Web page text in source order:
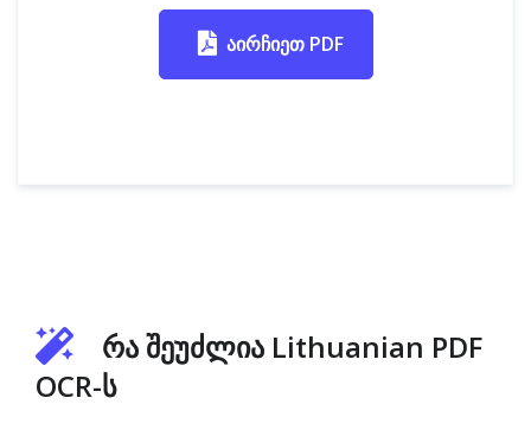
აირჩიეთ PDF
რა შეუძლია Lithuanian PDF
OCR-ს